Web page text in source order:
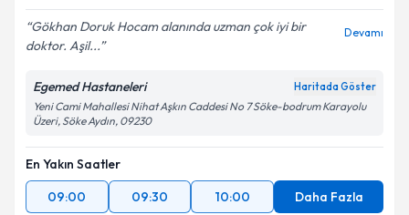
Gökhan Doruk Hocam alanında uzman çok iyi bir
doktor. Aşil...
Devamı
Egemed Hastaneleri Haritada Göster
Yeni Cami Mahallesi Nihat Aşkın Caddesi No 7 Söke-bodrum Karayolu
Üzeri, Söke Aydın, 09230
En Yakın Saatler
09:00
09:30 10:00 Daha Fazla